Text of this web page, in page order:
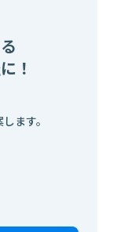
！
ます。